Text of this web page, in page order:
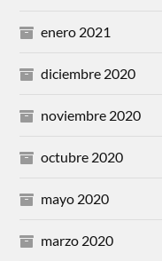
enero 2021
diciembre 2020
noviembre 2020
octubre 2020
mayo 2020
marzo 2020